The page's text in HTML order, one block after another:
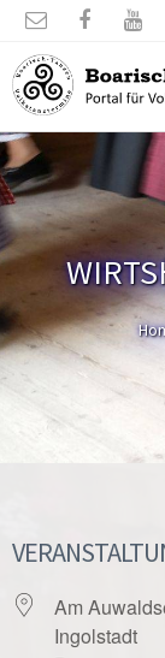
  
Am
Ingolstadt